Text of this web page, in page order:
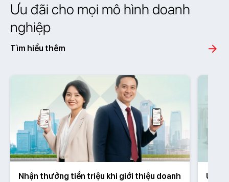
Ưu đãi cho mọi mô hình doanh
nghiệp
Tìm hiểu thêm
Nhận thưởng tiền triệu khi giới thiệu doanh
Ưu